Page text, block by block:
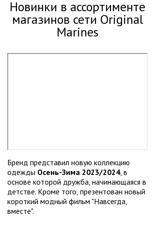
Новинки в ассортименте
магазинов сети Original
Marines
Бренд представил новую коллекцию
одежды Осень-Зима 2023/2024, в
основе которой дружба, начинающаяся в
детстве. Кроме того, презентован новый
короткий модный фильм "Навсегда,
вместе".